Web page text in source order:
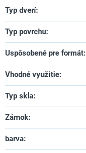
Typ dverí:
Typ povrchu:
Uspôsobené pre formát:
Vhodné využitie:
Typ skla:
Zámok:
barva: